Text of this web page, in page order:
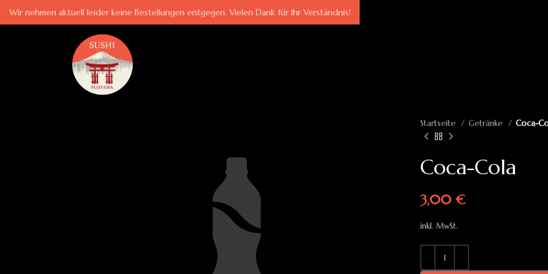
Startseite Getränke Coca-
Coca-Cola
3,00 €
inkl. MwSt.
Wir nehmen aktuell leider keine Bestellungen entgegen. Vielen Dank für Ihr Verständnis!